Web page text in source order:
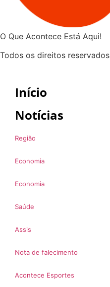
O Que Acontece Está Aqui!
Todos os direitos reservados
Início
Notícias
Região
Economia
Economia
Saúde
Assis
Nota de falecimento
Acontece Esportes